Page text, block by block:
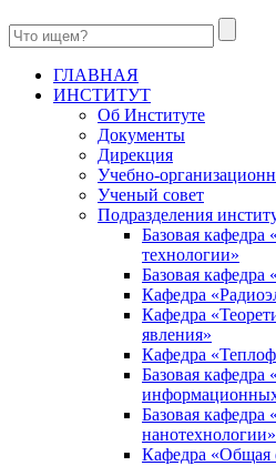
ГЛАВНАЯ
ИНСТИТУТ
Об Институте
Документы
Дирекция
Учебно-
Ученый совет
Подразделения
Базовая
технологии»
Базовая
Кафедра
Кафедра
явления»
Кафедра
Базовая кафедра
Базовая кафедра
нанотехнологии»
Кафедра «Общая